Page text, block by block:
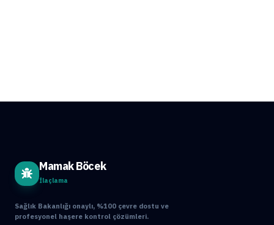
Mamak Böcek
İlaçlama
Sağlık Bakanlığı onaylı, %100 çevre dostu ve
profesyonel haşere kontrol çözümleri.